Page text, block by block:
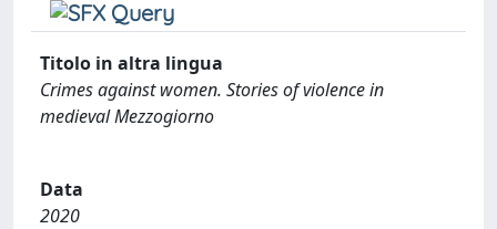
Titolo in altra lingua
Crimes against women. Stories of violence in
medieval Mezzogiorno
Data
2020